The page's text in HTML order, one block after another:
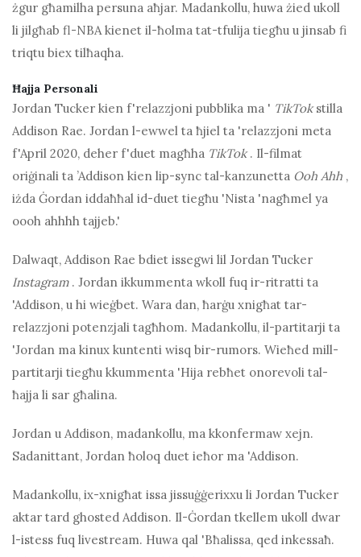
żgur għamilha persuna aħjar. Madankollu, huwa żied ukoll
li jilgħab fl-NBA kienet il-ħolma tat-tfulija tiegħu u jinsab fi
triqtu biex tilħaqha.
Ħajja Personali
Jordan Tucker kien f'relazzjoni pubblika ma ' TikTokstilla
Addison Rae. Jordan l-ewwel ta ħjiel ta 'relazzjoni meta
f'April 2020, deher f'duet magħha TikTok. Il-filmat
oriġinali ta ’Addison kien lip-sync tal-kanzunetta Ooh Ahh ,
iżda Ġordan iddaħħal id-duet tiegħu 'Nista 'nagħmel ya
oooh ahhhh tajjeb.'
Dalwaqt, Addison Rae bdiet issegwi lil Jordan Tucker
Instagram. Jordan ikkummenta wkoll fuq ir-ritratti ta
'Addison, u hi wieġbet. Wara dan, ħarġu xnigħat tar-
relazzjoni potenzjali tagħhom. Madankollu, il-partitarji ta
'Jordan ma kinux kuntenti wisq bir-rumors. Wieħed mill-
partitarji tiegħu kkummenta 'Hija rebħet onorevoli tal-
ħajja li sar għalina.
Jordan u Addison, madankollu, ma kkonfermaw xejn.
Sadanittant, Jordan ħoloq duet ieħor ma 'Addison.
Madankollu, ix-xnigħat issa jissuġġerixxu li Jordan Tucker
aktar tard ghosted Addison. Il-Ġordan tkellem ukoll dwar
l-istess fuq livestream. Huwa qal 'Bħalissa, qed inkessaħ.